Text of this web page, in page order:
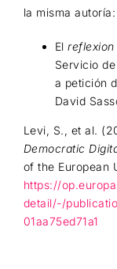
la misma autoría:
El
Servicio
a petición
David
Levi, S., et al.
Democratic
of the European
https://
detail/-/
01aa75ed71a1